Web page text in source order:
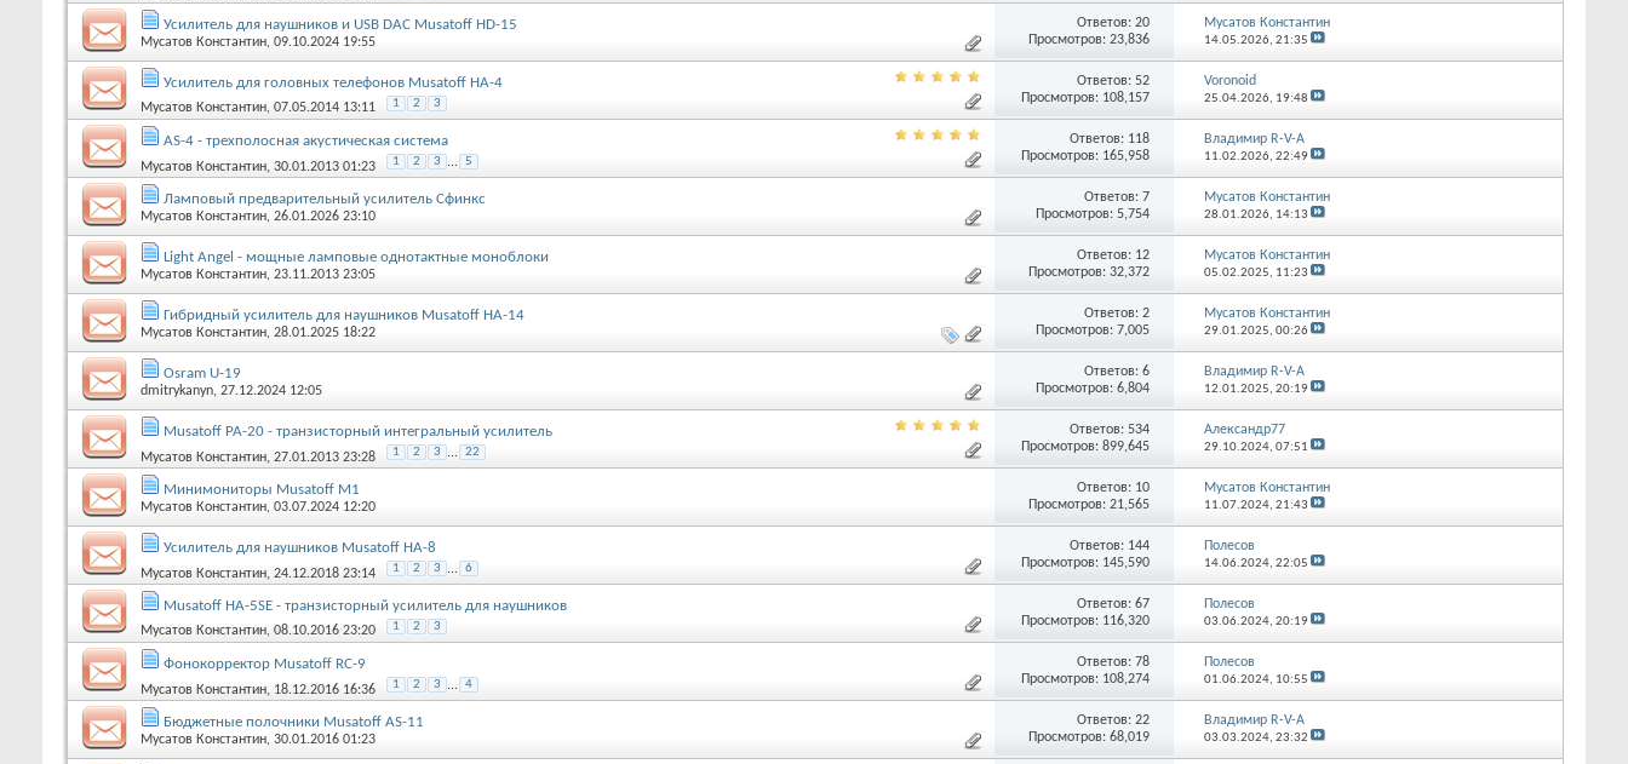
Усилитель для наушников и USB DAC Musatoff HD-15
Мусатов Константин, 09.10.2024 19:55
Ответов:20
Просмотров: 23,836
Мусатов Константин
14.05.2026, 21:35
Усилитель для головных телефонов Musatoff HA-4
Мусатов Константин, 07.05.2014 13:11 1 2 3
Ответов:52
Просмотров: 108,157
Voronoid
25.04.2026, 19:48
AS-4 - трехполосная акустическая система
Мусатов Константин, 30.01.2013 01:23 1 2 3 ... 5
Ответов: 118
Просмотров: 165,958
Владимир R-V-A
11.02.2026, 22:49
Ламповый предварительный усилитель Сфинкс
Мусатов Константин, 26.01.2026 23:10
Ответов:7
Просмотров: 5,754
Мусатов Константин
28.01.2026, 14:13
Light Angel - мощные ламповые однотактные моноблоки
Мусатов Константин, 23.11.2013 23:05
Ответов: 12
Просмотров: 32,372
Мусатов Константин
05.02.2025, 11:23
Гибридный усилитель для наушников Musatoff HA-14
Мусатов Константин, 28.01.2025 18:22
Ответов:2
Просмотров: 7,005
Мусатов Константин
29.01.2025, 00:26
Osram U-19
dmitrykanyn, 27.12.2024 12:05
Ответов:6
Просмотров: 6,804
Владимир R-V-A
12.01.2025, 20:19
Musatoff PA-20 - транзисторный интегральный усилитель
Мусатов Константин, 27.01.2013 23:28 1 2 3 ... 22
Ответов:534
Просмотров: 899,645
Александр77
29.10.2024, 07:51
Минимониторы Musatoff M1
Мусатов Константин, 03.07.2024 12:20
Ответов: 10
Просмотров: 21,565
Мусатов Константин
11.07.2024, 21:43
Усилитель для наушников Musatoff HA-8
Мусатов Константин, 24.12.2018 23:14 1 2 3 ... 6
Ответов: 144
Просмотров: 145,590
Полесов
14.06.2024, 22:05
Musatoff HA-5SE - транзисторный усилитель для наушников
Мусатов Константин, 08.10.2016 23:20 1 2 3
Ответов:67
Просмотров: 116,320
Полесов
03.06.2024, 20:19
Фонокорректор Musatoff RC-9
Мусатов Константин, 18.12.2016 16:36 1 2 3 ... 4
Ответов:78
Просмотров: 108,274
Полесов
01.06.2024, 10:55
Бюджетные полочники Musatoff AS-11
Мусатов Константин, 30.01.2016 01:23
Ответов:22
Просмотров: 68,019
Владимир R-V-A
03.03.2024, 23:32